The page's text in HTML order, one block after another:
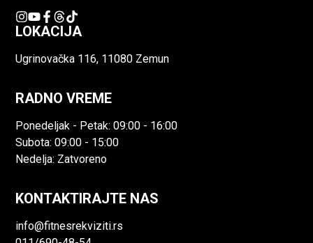
LOKACIJA
Ugrinovačka 116, 11080 Zemun
RADNO VREME
Ponedeljak - Petak: 09:00 - 16:00
Subota: 09:00 - 15:00
Nedelja: Zatvoreno
KONTAKTIRAJTE NAS
info@fitnesrekviziti.rs